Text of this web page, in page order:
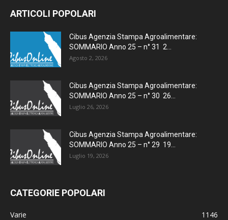
ARTICOLI POPOLARI
Cibus Agenzia Stampa Agroalimentare:
SOMMARIO Anno 25 – n° 31 2...
Agosto 2, 2026
Cibus Agenzia Stampa Agroalimentare:
SOMMARIO Anno 25 – n° 30 26...
Luglio 26, 2026
Cibus Agenzia Stampa Agroalimentare:
SOMMARIO Anno 25 – n° 29 19...
Luglio 19, 2026
CATEGORIE POPOLARI
Varie
1146